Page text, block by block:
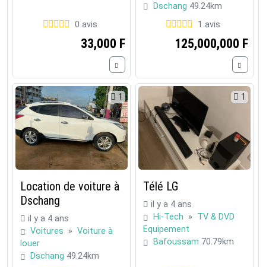
0 avis
33,000 F
Dschang 49.24km
1 avis
125,000,000 F
1
Location de voiture à
Dschang
il y a 4 ans
Voitures » Voiture à
louer
Dschang 49.24km
1
Télé LG
il y a 4 ans
Hi-Tech » TV & DVD
Equipement
Bafoussam 70.79km